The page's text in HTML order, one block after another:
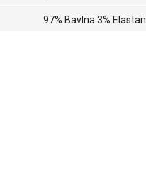
97% Bavlna 3% Elastan